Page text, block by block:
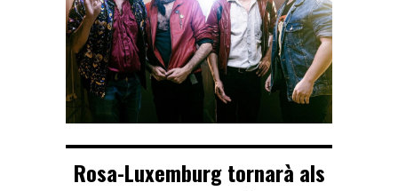
Rosa-Luxemburg tornarà als